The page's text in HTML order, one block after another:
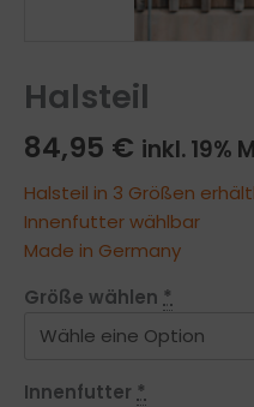
Halsteil
84,95 € inkl. 19%
Halsteil in 3 Größen
Innenfutter wählbar
Made in Germany
Größe wählen *
Innenfutter *